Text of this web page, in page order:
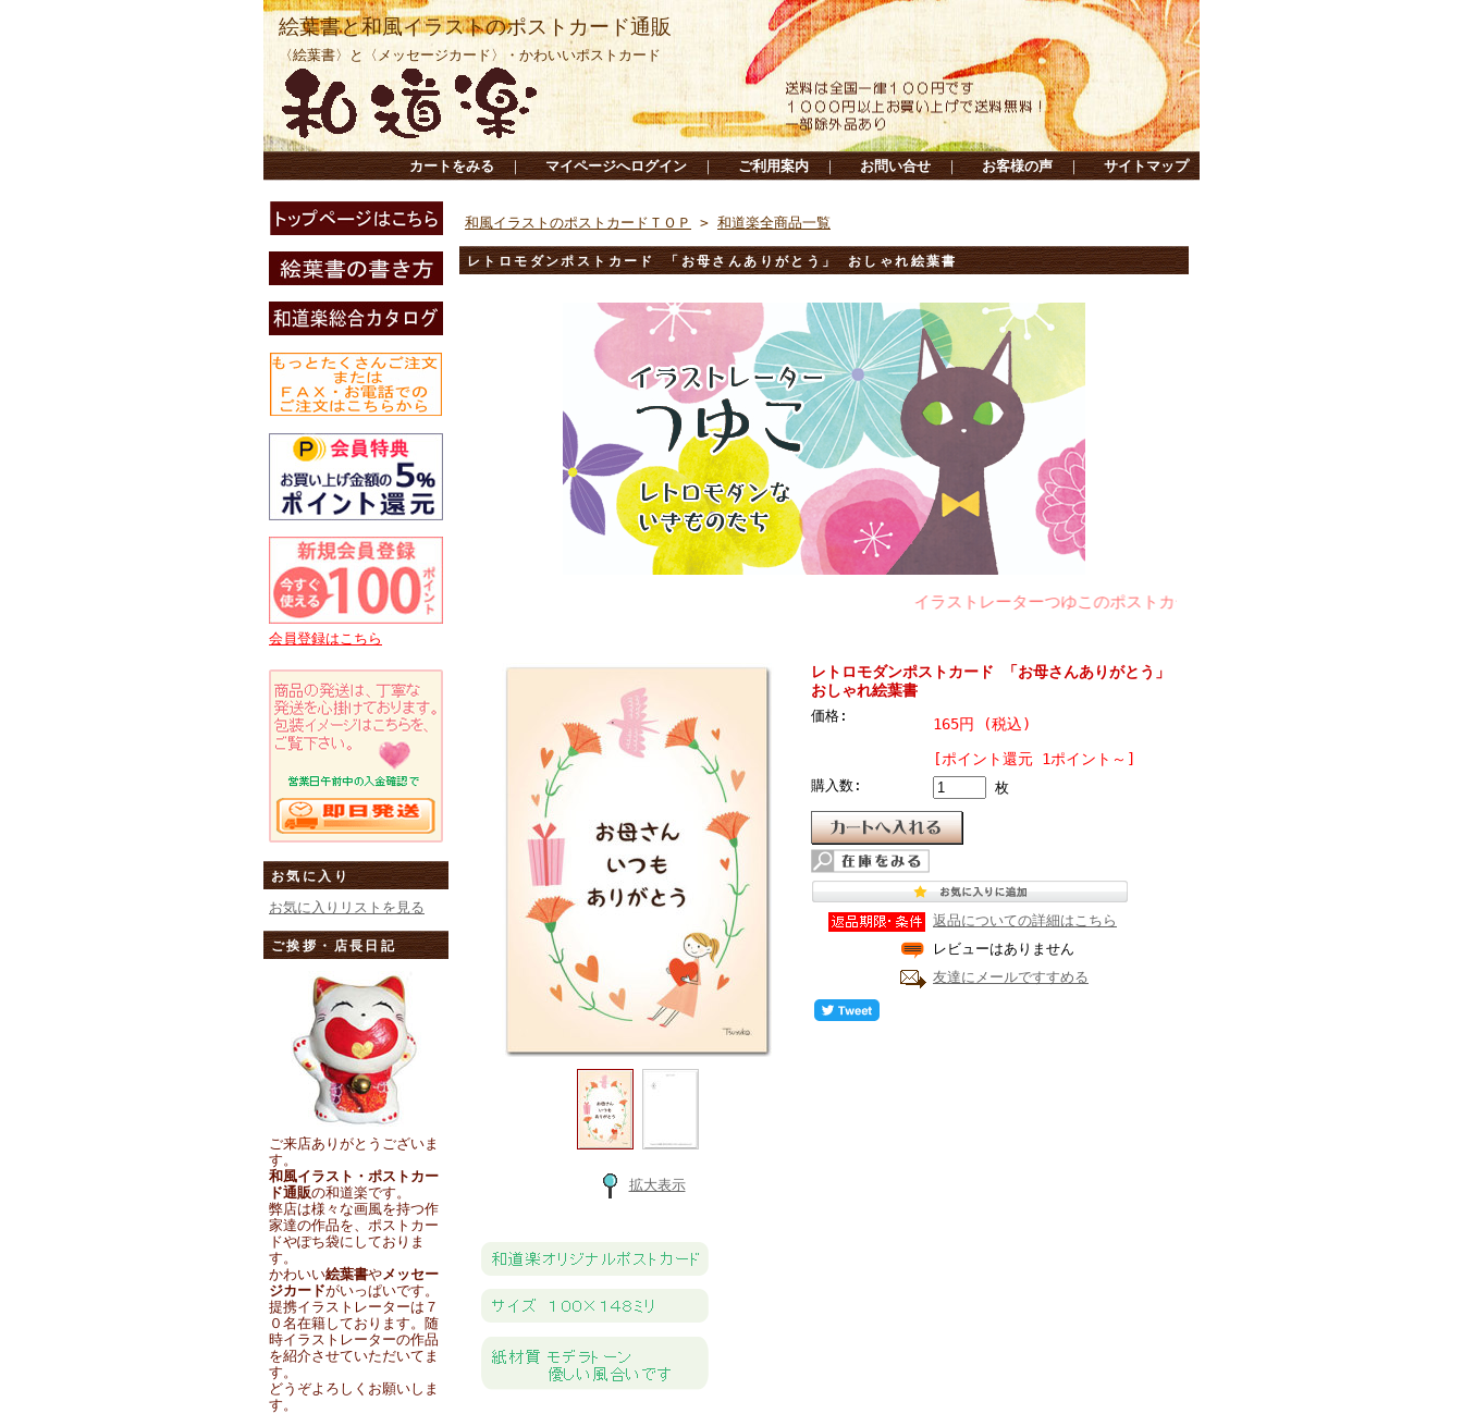
絵葉書と和風イラストのポストカード通販
〈絵葉書〉と〈メッセージカード〉・かわいいポストカード
カートをみる ｜ マイページへログイン ｜ ご利用案内 ｜ お問い合せ ｜ お客様の声 ｜ サイトマップ
会員登録はこちら
お気に入り
お気に入りリストを見る
ご挨拶・店長日記
ご来店ありがとうございま
す。
和風イラスト・ポストカー
ド通販の和道楽です。
弊店は様々な画風を持つ作
家達の作品を、ポストカー
ドやぽち袋にしておりま
す。
かわいい絵葉書やメッセー
ジカードがいっぱいです。
提携イラストレーターは７
０名在籍しております。随
時イラストレーターの作品
を紹介させていただいてま
す。
どうぞよろしくお願いしま
す。
和風イラストのポストカードＴＯＰ > 和道楽全商品一覧
レトロモダンポストカード 「お母さんありがとう」 おしゃれ絵葉書
イラストレーターつゆこのポストカードは、レトロでモダンなイラストです。お
拡大表示
レトロモダンポストカード 「お母さんありがとう」
おしゃれ絵葉書
価格:
165円 (税込)
[ポイント還元 1ポイント～]
購入数: 枚
返品についての詳細はこちら
レビューはありません
友達にメールですすめる